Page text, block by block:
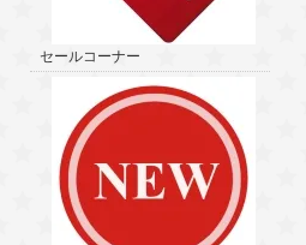
セールコーナー